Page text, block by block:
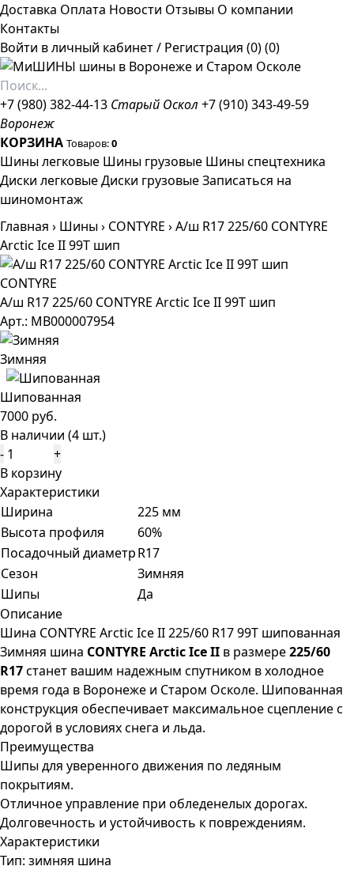
Доставка Оплата Новости Отзывы О компании
Контакты
Войти в личный кабинет/ Регистрация (0)(0)
+7 (980) 382-44-13 Старый Оскол +7 (910) 343-49-59
Воронеж
КОРЗИНА Товаров:0
Шины легковые Шины грузовые Шины спецтехника
Диски легковыеДиски грузовыеЗаписаться на
шиномонтаж
Главная › Шины› CONTYRE ›А/ш R17 225/60 CONTYRE
Arctic Ice II 99T шип
CONTYRE
А/ш R17 225/60 CONTYRE Arctic Ice II 99T шип
Арт.: МВ000007954
Зимняя
Шипованная
7000 руб.
В наличии (4 шт.)
-
+
В корзину
Характеристики
Ширина
225 мм
Высота профиля
60%
Посадочный диаметрR17
Сезон
Зимняя
Шипы
Да
Описание
Шина CONTYRE Arctic Ice II 225/60 R17 99T шипованная
Зимняя шина CONTYRE Arctic Ice II в размере225/60
R17станет вашим надежным спутником в холодное
время года в Воронеже и Старом Осколе. Шипованная
конструкция обеспечивает максимальное сцепление с
дорогой в условиях снега и льда.
Преимущества
Шипы для уверенного движения по ледяным
покрытиям.
Отличное управление при обледенелых дорогах.
Долговечность и устойчивость к повреждениям.
Характеристики
Тип: зимняя шина